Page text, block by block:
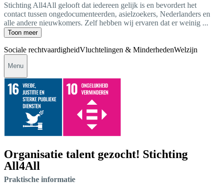
Stichting All4All gelooft dat iedereen gelijk is en bevordert het
contact tussen ongedocumenteerden, asielzoekers, Nederlanders en
alle andere nieuwkomers. Zelf hebben wij ervaren dat er weinig ...
Toon meer
Sociale rechtvaardigheidVluchtelingen & MinderhedenWelzijn
Menu
Organisatie talent gezocht! Stichting
All4All
Praktische informatie